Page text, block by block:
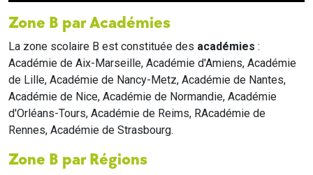
Zone B par Académies
La zone scolaire B est constituée des académies :
Académie de Aix-Marseille, Académie d'Amiens, Académie
de Lille, Académie de Nancy-Metz, Académie de Nantes,
Académie de Nice, Académie de Normandie, Académie
d'Orléans-Tours, Académie de Reims, RAcadémie de
Rennes, Académie de Strasbourg.
Zone B par Régions